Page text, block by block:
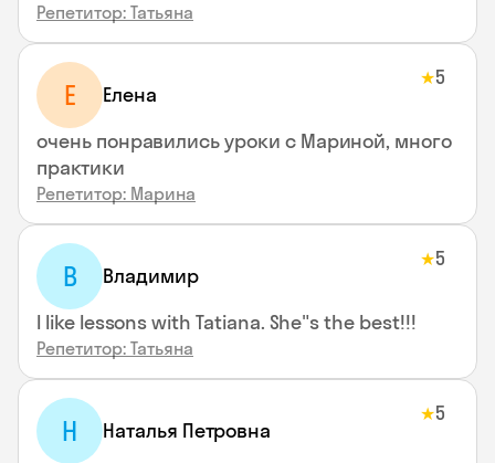
Репетитор: Татьяна
Е Елена
★5
очень понравились уроки с Мариной, много
практики
Репетитор: Марина
В Владимир
★5
I like lessons with Tatiana. She"s the best!!!
Репетитор: Татьяна
Н Наталья Петровна
★5